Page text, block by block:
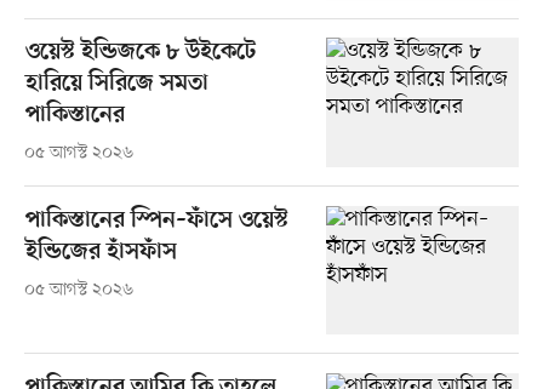
ওয়েস্ট ইন্ডিজকে ৮ উইকেটে
হারিয়ে সিরিজে সমতা
পাকিস্তানের
০৫ আগস্ট ২০২৬
পাকিস্তানের স্পিন–ফাঁসে ওয়েস্ট
ইন্ডিজের হাঁসফাঁস
০৫ আগস্ট ২০২৬